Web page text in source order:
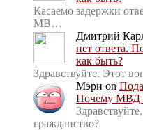
Касаемо задержки
МВ…
Дмитрий
нет ответа.
как быть?
Здравствуйте. Этот
Мэри on
Почему МВД
гражданство?